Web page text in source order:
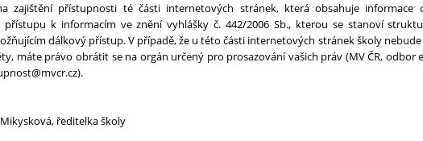
zajištění přístupnosti té části internetových stránek, která obsahuje informace
k informacím ve znění vyhlášky č. 442/2006 Sb., kterou se stanoví
dálkový přístup. V případě, že u této části internetových stránek školy
máte právo obrátit se na orgán určený pro prosazování vašich práv (MV ČR, odbor
ředitelka školy